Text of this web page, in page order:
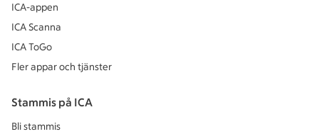
ICA-appen
ICA Scanna
ICA ToGo
Fler appar och tjänster
Stammis på ICA
Bli stammis